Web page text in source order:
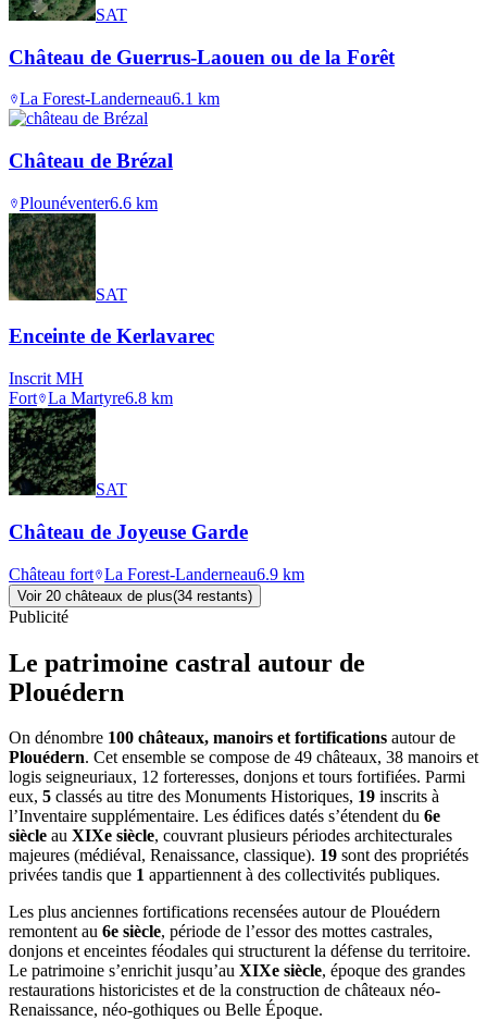
SAT
Château de Guerrus-Laouen ou de la Forêt
La Forest-Landerneau6.1 km
Château de Brézal
Plounéventer6.6 km
SAT
Enceinte de Kerlavarec
Inscrit MH
Fort La Martyre6.8 km
SAT
Château de Joyeuse Garde
Château fort La Forest-Landerneau6.9 km
Voir 20 châteaux de plus(34 restants)
Publicité
Le patrimoine castral autour de
Plouédern
On dénombre 100 châteaux, manoirs et fortifications autour de
Plouédern. Cet ensemble se compose de 49 châteaux, 38 manoirs et
logis seigneuriaux, 12 forteresses, donjons et tours fortifiées. Parmi
eux, 5 classés au titre des Monuments Historiques, 19 inscrits à
l’Inventaire supplémentaire. Les édifices datés s’étendent du 6e
siècle au XIXe siècle, couvrant plusieurs périodes architecturales
majeures (médiéval, Renaissance, classique). 19 sont des propriétés
privées tandis que 1 appartiennent à des collectivités publiques.
Les plus anciennes fortifications recensées autour de Plouédern
remontent au 6e siècle, période de l’essor des mottes castrales,
donjons et enceintes féodales qui structurent la défense du territoire.
Le patrimoine s’enrichit jusqu’au XIXe siècle, époque des grandes
restaurations historicistes et de la construction de châteaux néo-
Renaissance, néo-gothiques ou Belle Époque.